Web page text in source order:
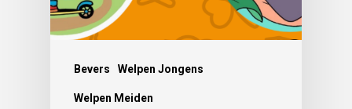
Bevers Welpen Jongens
Welpen Meiden